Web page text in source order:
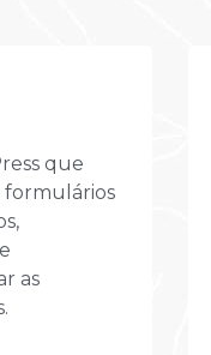
que
formulários
as